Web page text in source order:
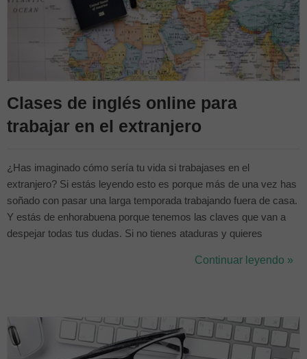
Clases de inglés online para
trabajar en el extranjero
¿Has imaginado cómo sería tu vida si trabajases en el
extranjero? Si estás leyendo esto es porque más de una vez has
soñado con pasar una larga temporada trabajando fuera de casa.
Y estás de enhorabuena porque tenemos las claves que van a
despejar todas tus dudas. Si no tienes ataduras y quieres
siempre, ahora es el momento perfecto para hacerlo. ¿Te has
Continuar leyendo »